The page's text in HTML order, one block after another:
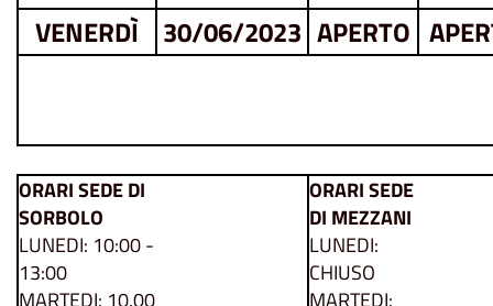
VENERDÌ
30/06/2023 APERTO
ORARI SEDE DI
SORBOLO
ORARI SEDE
DI MEZZANI
LUNEDI: 10:00 -
13:00
LUNEDI:
CHIUSO